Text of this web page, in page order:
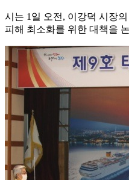
시는 1일 오전, 이강덕 시장
피해 최소화를 위한 대책을